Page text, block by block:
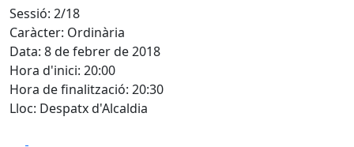
Sessió: 2/18
Caràcter: Ordinària
Data: 8 de febrer de 2018
Hora d'inici: 20:00
Hora de finalització: 20:30
Lloc: Despatx d'Alcaldia